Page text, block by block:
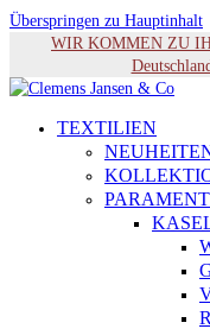
Überspringen zu Hauptinhalt
WIR KOMMEN ZU
TEXTILIEN